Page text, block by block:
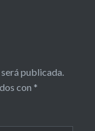
publicada.
con *